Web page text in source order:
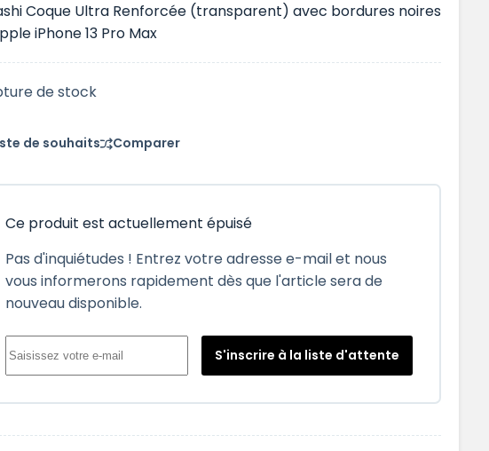
Coque Ultra Renforcée (transparent) avec bordures noires
iPhone 13 Pro Max
de stock
de souhaits Comparer
Ce produit est actuellement épuisé
Pas d'inquiétudes ! Entrez votre adresse e-mail et nous
vous informerons rapidement dès que l'article sera de
nouveau disponible.
S'inscrire à la liste d'attente